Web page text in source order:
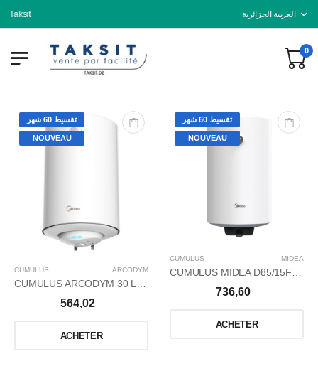
Taksit العربية الجزائرية
0
تقسيط 60 شهر
NOUVEAU
CUMULUS ARCODYM
CUMULUS ARCODYM 30 LITRS
564,02
ACHETER
تقسيط 60 شهر
NOUVEAU
CUMULUS MIDEA
736,60
ACHETER